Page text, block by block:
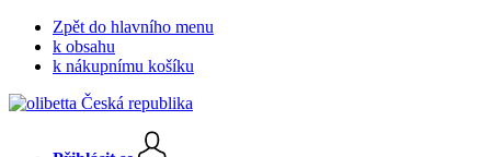
Zpět do hlavního menu
k obsahu
k nákupnímu košíku